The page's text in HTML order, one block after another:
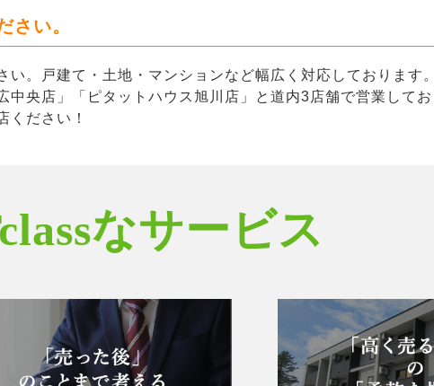
さい。
い。戸建て・土地・マンションなど幅広く対応しております。
中央店」「ピタットハウス旭川店」と道内3店舗で営業して
ください！
なサービス